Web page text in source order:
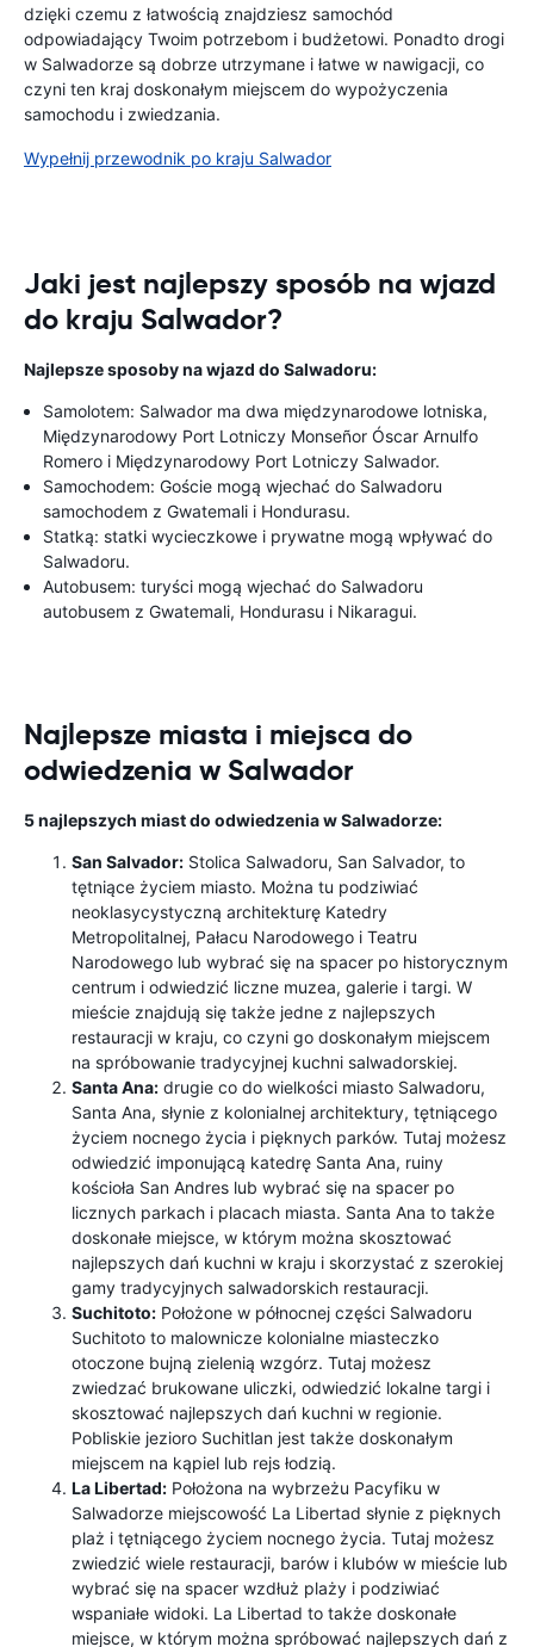
dzięki czemu z łatwością znajdziesz samochód
odpowiadający Twoim potrzebom i budżetowi. Ponadto drogi
w Salwadorze są dobrze utrzymane i łatwe w nawigacji, co
czyni ten kraj doskonałym miejscem do wypożyczenia
samochodu i zwiedzania.
Wypełnij przewodnik po kraju Salwador
Jaki jest najlepszy sposób na wjazd
do kraju Salwador?
Najlepsze sposoby na wjazd do Salwadoru:
Samolotem: Salwador ma dwa międzynarodowe lotniska,
Międzynarodowy Port Lotniczy Monseñor Óscar Arnulfo
Romero i Międzynarodowy Port Lotniczy Salwador.
Samochodem: Goście mogą wjechać do Salwadoru
samochodem z Gwatemali i Hondurasu.
Statką: statki wycieczkowe i prywatne mogą wpływać do
Salwadoru.
Autobusem: turyści mogą wjechać do Salwadoru
autobusem z Gwatemali, Hondurasu i Nikaragui.
Najlepsze miasta i miejsca do
odwiedzenia w Salwador
5 najlepszych miast do odwiedzenia w Salwadorze:
San Salvador: Stolica Salwadoru, San Salvador, to
tętniące życiem miasto. Można tu podziwiać
neoklasycystyczną architekturę Katedry
Metropolitalnej, Pałacu Narodowego i Teatru
Narodowego lub wybrać się na spacer po historycznym
centrum i odwiedzić liczne muzea, galerie i targi. W
mieście znajdują się także jedne z najlepszych
restauracji w kraju, co czyni go doskonałym miejscem
na spróbowanie tradycyjnej kuchni salwadorskiej.
Santa Ana: drugie co do wielkości miasto Salwadoru,
Santa Ana, słynie z kolonialnej architektury, tętniącego
życiem nocnego życia i pięknych parków. Tutaj możesz
odwiedzić imponującą katedrę Santa Ana, ruiny
kościoła San Andres lub wybrać się na spacer po
licznych parkach i placach miasta. Santa Ana to także
doskonałe miejsce, w którym można skosztować
najlepszych dań kuchni w kraju i skorzystać z szerokiej
gamy tradycyjnych salwadorskich restauracji.
Suchitoto: Położone w północnej części Salwadoru
Suchitoto to malownicze kolonialne miasteczko
otoczone bujną zielenią wzgórz. Tutaj możesz
zwiedzać brukowane uliczki, odwiedzić lokalne targi i
skosztować najlepszych dań kuchni w regionie.
Pobliskie jezioro Suchitlan jest także doskonałym
miejscem na kąpiel lub rejs łodzią.
La Libertad: Położona na wybrzeżu Pacyfiku w
Salwadorze miejscowość La Libertad słynie z pięknych
plaż i tętniącego życiem nocnego życia. Tutaj możesz
zwiedzić wiele restauracji, barów i klubów w mieście lub
wybrać się na spacer wzdłuż plaży i podziwiać
wspaniałe widoki. La Libertad to także doskonałe
miejsce, w którym można spróbować najlepszych dań z